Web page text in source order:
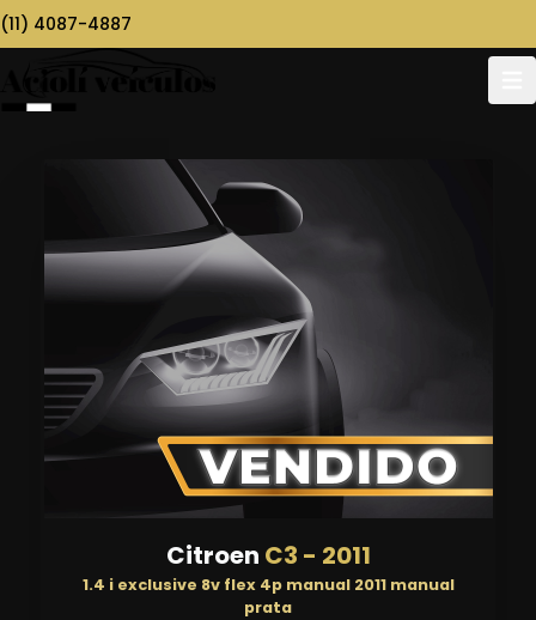
(11) 4087-4887
Citroen C3 - 2011
1.4 i exclusive 8v flex 4p manual 2011 manual
prata